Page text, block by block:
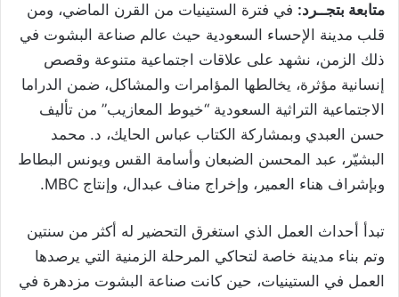
متابعة بتجــرد: في فترة الستينيات من القرن الماضي، ومن
قلب مدينة الإحساء السعودية حيث عالم صناعة البشوت في
ذلك الزمن، نشهد على علاقات اجتماعية متنوعة وقصص
إنسانية مؤثرة، يخالطها المؤامرات والمشاكل، ضمن الدراما
الاجتماعية التراثية السعودية “خيوط المعازيب” من تأليف
حسن العبدي وبمشاركة الكتاب عباس الحايك، د. محمد
البشيّر، عبد المحسن الضبعان وأسامة القس ويونس البطاط
وبإشراف هناء العمير، وإخراج مناف عبدال، وإنتاج MBC.
تبدأ أحداث العمل الذي استغرق التحضير له أكثر من سنتين
وتم بناء مدينة خاصة لتحاكي المرحلة الزمنية التي يرصدها
العمل في الستينيات، حين كانت صناعة البشوت مزدهرة في